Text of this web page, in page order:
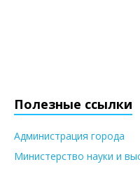
Полезные ссылки
Администрация города
Министерство науки и